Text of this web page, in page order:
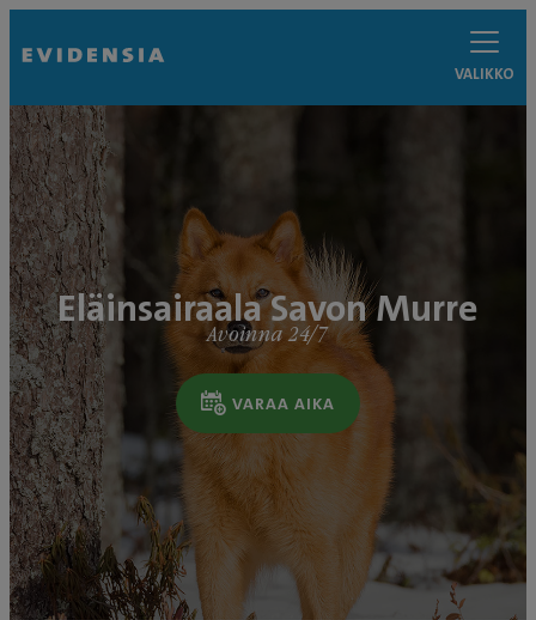
VALIKKO
Eläinsairaala Savon Murre
Avoinna 24/7
VARAA AIKA